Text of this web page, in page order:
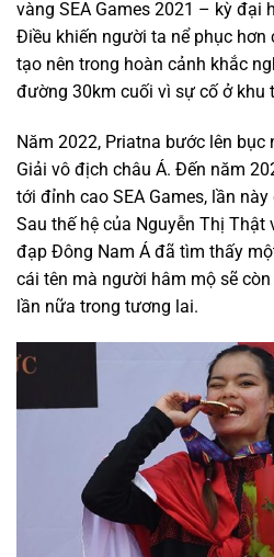
vàng SEA Games 2021 – kỳ đại
Điều khiến người ta nể phục hơn
tạo nên trong hoàn cảnh khắc
đường 30km cuối vì sự cố ở khu
Năm 2022, Priatna bước lên
Giải vô địch châu Á. Đến năm
tới đỉnh cao SEA Games, lần
Sau thế hệ của Nguyễn Thị
đạp Đông Nam Á đã tìm thấy
cái tên mà người hâm mộ sẽ
lần nữa trong tương lai.